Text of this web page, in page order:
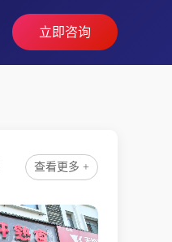
立即咨询
查看更多 +